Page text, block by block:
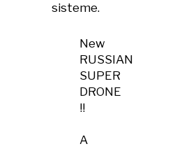
sisteme.
New
RUSSIAN
SUPER
DRONE
!!
A